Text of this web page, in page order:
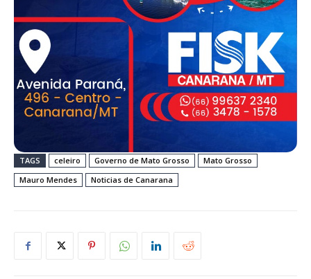
TAGS celeiro Governo de Mato Grosso
Mato Grosso
Mauro Mendes
Noticias de Canarana